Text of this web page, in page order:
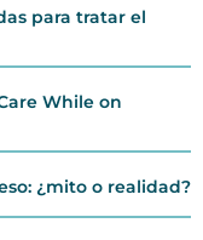
para tratar el
While on
¿mito o realidad?